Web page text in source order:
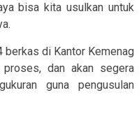
bisa kita usulkan untuk
berkas di Kantor Kemenag
dan akan segera
guna pengusulan